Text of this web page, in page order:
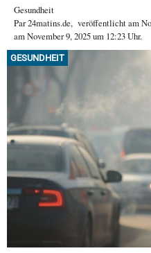
Gesundheit
Par24matins.de, veröffentlicht am
am November 9, 2025 um 12:23 Uhr.
GESUNDHEIT